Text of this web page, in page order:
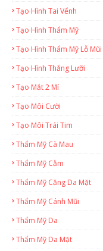
Tạo Hình Tai Vểnh
Tạo Hình Thẩm Mỹ
Tạo Hình Thẩm Mỹ Lỗ Mũi
Tạo Hình Thắng Lưỡi
Tạo Mắt 2 Mí
Tạo Môi Cười
Tạo Môi Trái Tim
Thẩm Mỹ Cà Mau
Thẩm Mỹ Cằm
Thẩm Mỹ Căng Da Mặt
Thẩm Mỹ Cánh Mũi
Thẩm Mỹ Da
Thẩm Mỹ Da Mặt